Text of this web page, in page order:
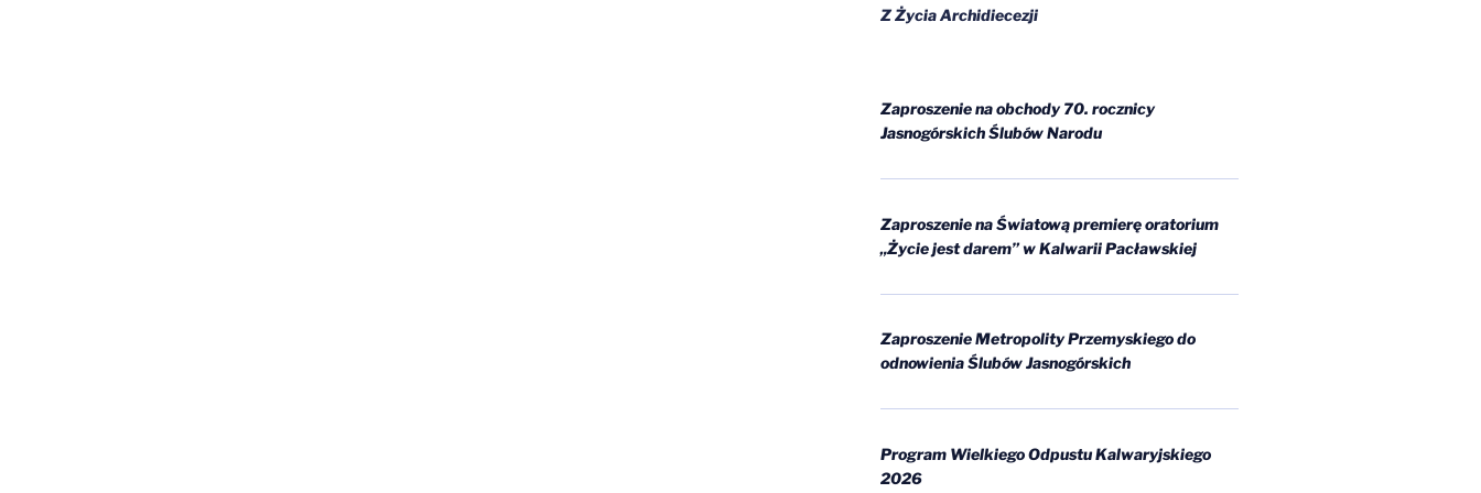
Z Życia Archidiecezji
Zaproszenie na obchody 70. rocznicy
Jasnogórskich Ślubów Narodu
Zaproszenie na Światową premierę oratorium
„Życie jest darem” w Kalwarii Pacławskiej
Zaproszenie Metropolity Przemyskiego do
odnowienia Ślubów Jasnogórskich
Program Wielkiego Odpustu Kalwaryjskiego
2026